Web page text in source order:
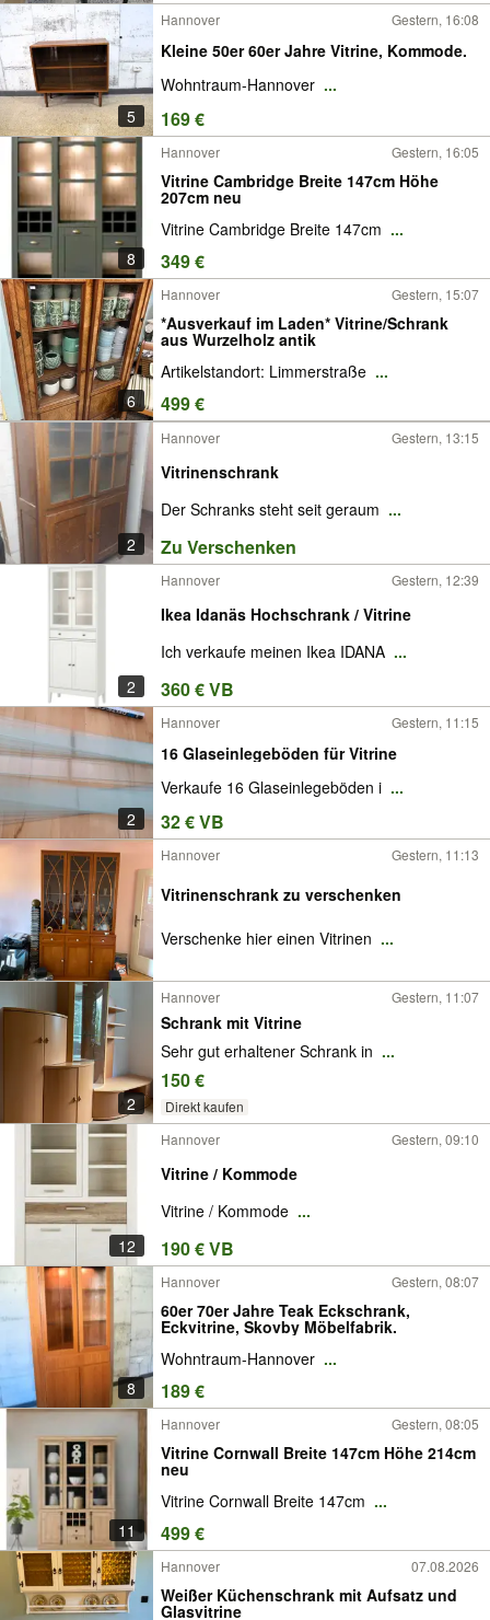
5
Hannover Gestern, 16:08
Kleine 50er 60er Jahre Vitrine, Kommode.
Wohntraum-Hannover ...
169 €
8
Hannover Gestern, 16:05
Vitrine Cambridge Breite 147cm Höhe
207cm neu
Vitrine Cambridge Breite 147cm ...
349 €
6
Hannover Gestern, 15:07
*Ausverkauf im Laden* Vitrine/Schrank
aus Wurzelholz antik
Artikelstandort: Limmerstraße ...
499 €
2
Hannover Gestern, 13:15
Vitrinenschrank
Der Schranks steht seit geraum ...
Zu Verschenken
2
Hannover Gestern, 12:39
Ikea Idanäs Hochschrank / Vitrine
Ich verkaufe meinen Ikea IDANA ...
360 € VB
2
Hannover Gestern, 11:15
16 Glaseinlegeböden für Vitrine
Verkaufe 16 Glaseinlegeböden i ...
32 € VB
Hannover Gestern, 11:13
Vitrinenschrank zu verschenken
Verschenke hier einen Vitrinen ...
2
Hannover Gestern, 11:07
Schrank mit Vitrine
Sehr gut erhaltener Schrank in ...
150 €
Direkt kaufen
12
Hannover Gestern, 09:10
Vitrine / Kommode
Vitrine / Kommode ...
190 € VB
8
Hannover Gestern, 08:07
60er 70er Jahre Teak Eckschrank,
Eckvitrine, Skovby Möbelfabrik.
Wohntraum-Hannover ...
189 €
11
Hannover Gestern, 08:05
Vitrine Cornwall Breite 147cm Höhe 214cm
neu
Vitrine Cornwall Breite 147cm ...
499 €
Hannover 07.08.2026
Weißer Küchenschrank mit Aufsatz und
Glasvitrine